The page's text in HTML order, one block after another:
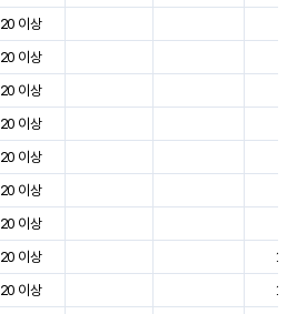
20 이상
20 이상
20 이상
20 이상
20 이상
20 이상
20 이상
20 이상
20 이상